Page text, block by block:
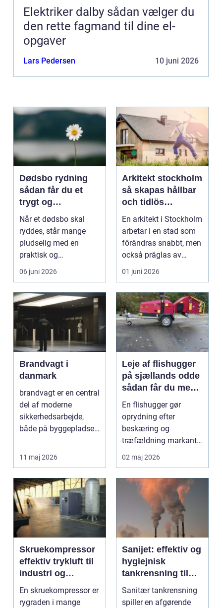
Elektriker dalby sådan vælger du
den rette fagmand til dine el-
opgaver
Lars Pedersen 10 juni 2026
Dødsbo rydning
sådan får du et
trygt og
respektfuldt forløb
Når et dødsbo skal
ryddes, står mange
pludselig med en
praktisk og
følelsesmæssig
opgave på én gang....
06 juni 2026
Arkitekt stockholm
så skapas hållbar
och tidlös
arkitektur i
huvudstaden
En arkitekt i Stockholm
arbetar i en stad som
förändras snabbt, men
också präglas av
starka historis...
01 juni 2026
Brandvagt i
danmark
brandvagt er en central
del af moderne
sikkerhedsarbejde,
både på byggepladser,
11 maj 2026
Leje af flishugger
på sjællands odde
sådan får du mest
ud af arbejdet
En flishugger gør
oprydning efter
beskæring og
træfældning markant
lettere. I stedet for at
bruge we...
02 maj 2026
Skruekompressor
effektiv trykluft til
industri og
værksted
En skruekompressor er
rygraden i mange
Sanijet: effektiv og
hygiejnisk
tankrensning til
krævende
industrier
Sanitær tankrensning
spiller en afgørende